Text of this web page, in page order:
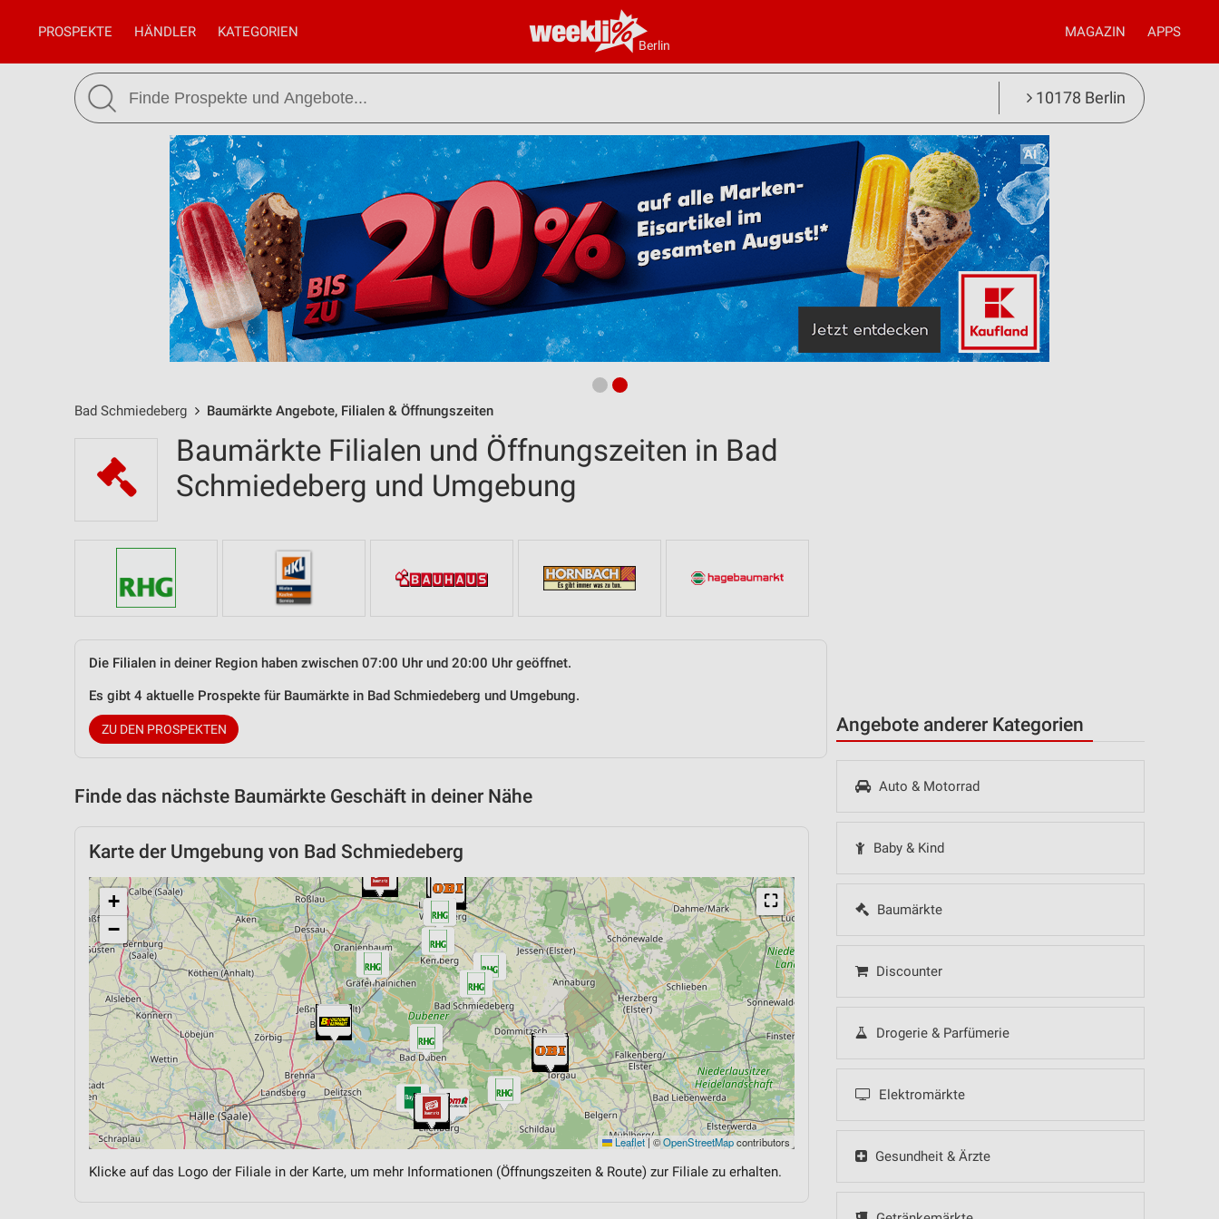
Berlin
PROSPEKTE HÄNDLER KATEGORIEN MAGAZIN APPS
10178 Berlin
Bad Schmiedeberg Baumärkte Angebote, Filialen & Öffnungszeiten
Angebote anderer Kategorien
Auto & Motorrad
Baby & Kind
Baumärkte
Discounter
Drogerie & Parfümerie
Elektromärkte
Gesundheit & Ärzte
Baumärkte Filialen und Öffnungszeiten in Bad
Schmiedeberg und Umgebung
Die Filialen in deiner Region haben zwischen 07:00 Uhr und 20:00 Uhr geöffnet.
Es gibt 4 aktuelle Prospekte für Baumärkte in Bad Schmiedeberg und Umgebung.
ZU DEN PROSPEKTEN
Finde das nächste Baumärkte Geschäft in deiner Nähe
Karte der Umgebung von Bad Schmiedeberg
⛶
+
−
Leaflet|©OpenStreetMapcontributors
Klicke auf das Logo der Filiale in der Karte, um mehr Informationen (Öffnungszeiten & Route) zur Filiale zu erhalten.